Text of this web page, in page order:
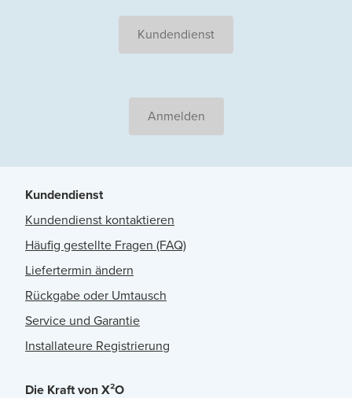
Kundendienst
Anmelden
Kundendienst
Kundendienst kontaktieren
Häufig gestellte Fragen (FAQ)
Liefertermin ändern
Rückgabe oder Umtausch
Service und Garantie
Installateure Registrierung
Die Kraft von X²O